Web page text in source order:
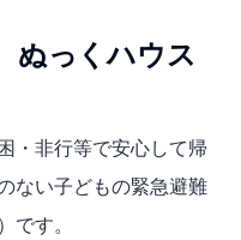
っくハウス
・非行等で安心して帰
ない子どもの緊急避難
です。